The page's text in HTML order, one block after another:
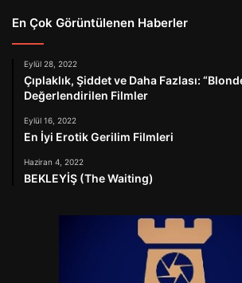
En Çok Görüntülenen Haberler
Eylül 28, 2022
Çıplaklık, Şiddet ve Daha Fazlası:
Değerlendirilen Filmler
Eylül 16, 2022
En İyi Erotik Gerilim Filmleri
Haziran 4, 2022
BEKLEYİŞ (The Waiting)